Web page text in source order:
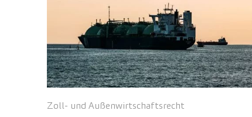
Zoll- und Außenwirtschaftsrecht